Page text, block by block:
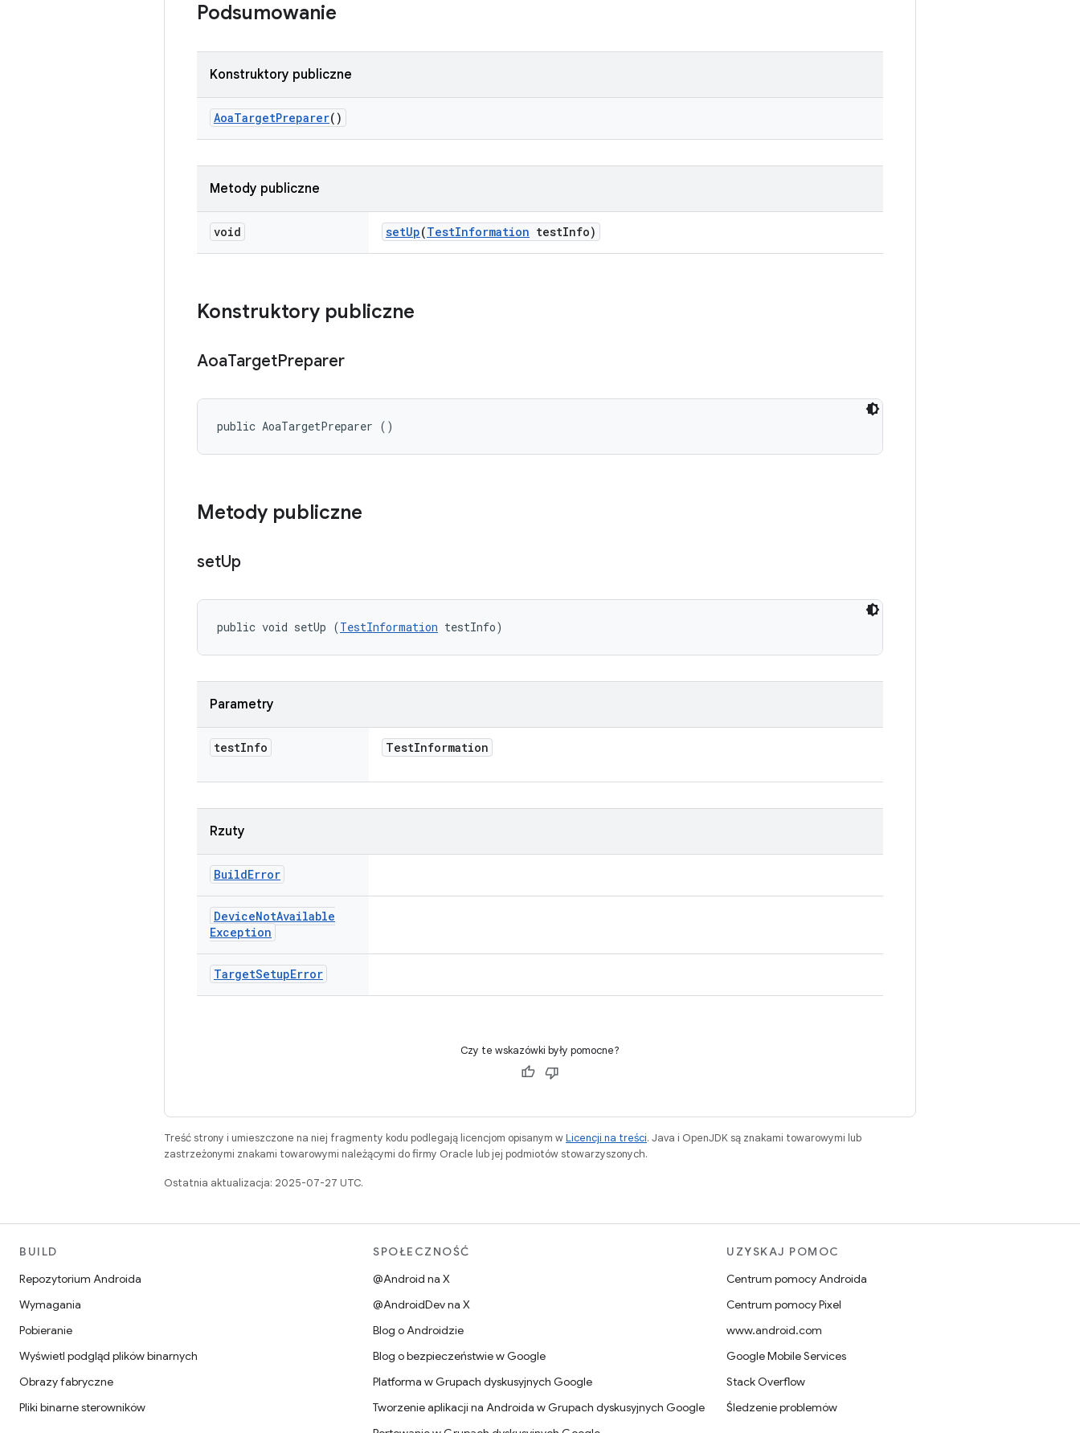
Podsumowanie
Konstruktory publiczne
AoaTargetPreparer()
Metody publiczne
void setUp(TestInformation testInfo)
Konstruktory publiczne
AoaTargetPreparer
public AoaTargetPreparer ()
Metody publiczne
setUp
public void setUp (TestInformation testInfo)
Parametry
testInfo TestInformation
Rzuty
BuildError
DeviceNotAvailable
Exception
TargetSetupError
Czy te wskazówki były pomocne?
Treść strony i umieszczone na niej fragmenty kodu podlegają licencjom opisanym wLicencji na treści. Java i OpenJDK są znakami towarowymi lub
zastrzeżonymi znakami towarowymi należącymi do firmy Oracle lub jej podmiotów stowarzyszonych.
Ostatnia aktualizacja: 2025-07-27 UTC.
BUILD
Repozytorium Androida
Wymagania
Pobieranie
Wyświetl podgląd plików binarnych
Obrazy fabryczne
Pliki binarne sterowników
SPOŁECZNOŚĆ
@Android na X
@AndroidDev na X
Blog o Androidzie
Blog o bezpieczeństwie w Google
Platforma w Grupach dyskusyjnych Google
Tworzenie aplikacji na Androida w Grupach dyskusyjnych Google
UZYSKAJ POMOC
Centrum pomocy Androida
Centrum pomocy Pixel
www.android.com
Google Mobile Services
Stack Overflow
Śledzenie problemów